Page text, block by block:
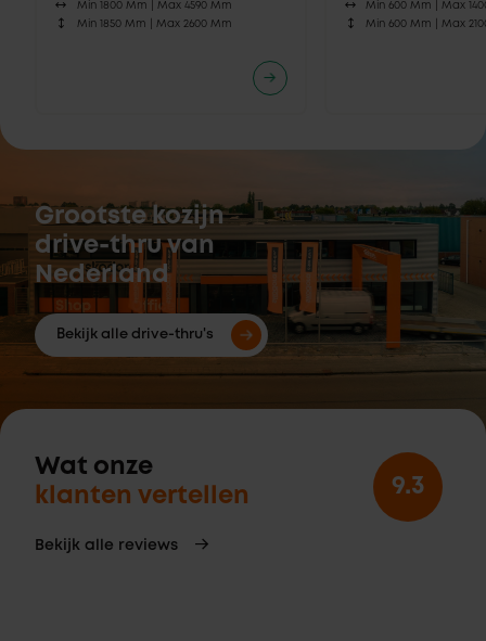
Min 1800 Mm | Max 4590 Mm
Min 1850 Mm | Max 2600 Mm
Min 600 Mm |Max
Min 600 Mm |Max
Grootste kozijn
drive-thru van
Nederland
Bekijk alle drive-thru's
Wat onze
klanten vertellen
Bekijk alle reviews
9.3